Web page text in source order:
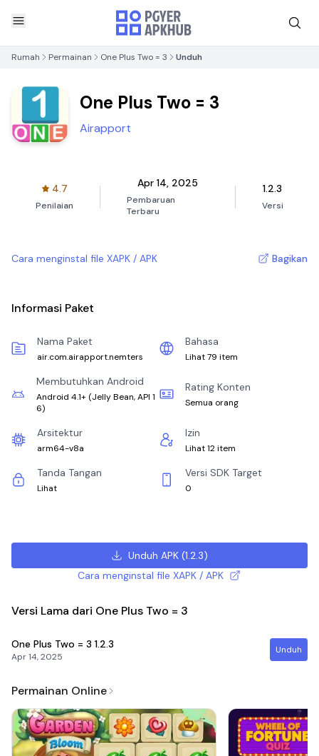
Rumah Permainan One Plus Two = 3 Unduh
One Plus Two = 3
Airapport
4.7
Penilaian
Apr 14, 2025
Pembaruan
Terbaru
1.2.3
Versi
Cara menginstal file XAPK / APK Bagikan
Informasi Paket
Nama Paket
air.com.airapport.nemters
Bahasa
Lihat 79 item
Membutuhkan Android
Android 4.1+ (Jelly Bean, API 1
6)
Rating Konten
Semua orang
Arsitektur
arm64-v8a
Izin
Lihat 12 item
Tanda Tangan
Lihat
Versi SDK Target
0
Unduh APK(1.2.3)
Cara menginstal file XAPK / APK
Versi Lama dari One Plus Two = 3
One Plus Two = 3 1.2.3
Apr 14, 2025
Unduh
Permainan Online